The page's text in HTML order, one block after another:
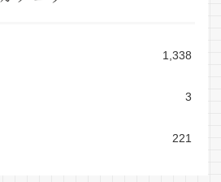
1,338
3
221